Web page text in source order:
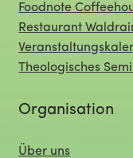
Foodnote
Restaurant
Theologisches
Organisation
Über uns